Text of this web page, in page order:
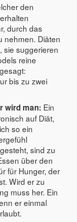
den
durch das
nehmen. Diäten
sie suggerieren
reine
bis zu zwei
wird man: Ein
auf Diät,
so ein
sind zu
über den
für Hunger, der
Wird er zu
muss her. Ein
er einmal